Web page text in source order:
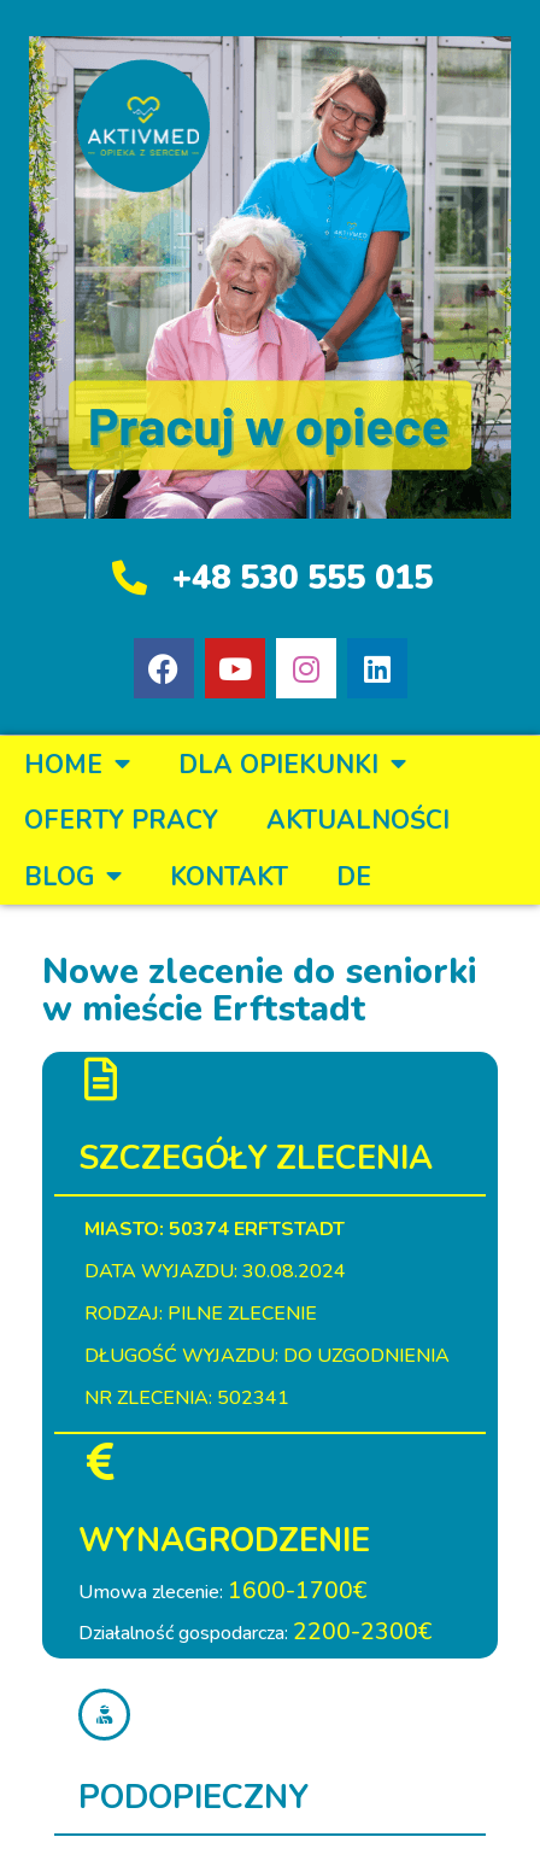
+48 530 555 015
HOME
DLA OPIEKUNKI
OFERTY PRACY
AKTUALNOŚCI
BLOG
KONTAKT DE
Nowe zlecenie do seniorki
w mieście Erftstadt
SZCZEGÓŁY ZLECENIA
MIASTO: 50374 ERFTSTADT
DATA WYJAZDU: 30.08.2024
RODZAJ: PILNE ZLECENIE
DŁUGOŚĆ WYJAZDU: DO UZGODNIENIA
NR ZLECENIA: 502341
WYNAGRODZENIE
Umowa zlecenie: 1600-1700€
Działalność gospodarcza: 2200-2300€
PODOPIECZNY